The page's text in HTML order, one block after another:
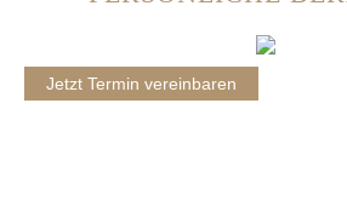
Jetzt Termin vereinbaren